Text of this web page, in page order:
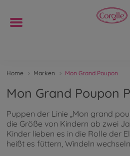
Home Marken Mon Grand Poupon
Mon Grand Poupon
Puppen der Linie „Mon grand
die Größe von Kindern ab zwei
Kinder lieben es in die Rolle der
heißt es füttern, Windeln